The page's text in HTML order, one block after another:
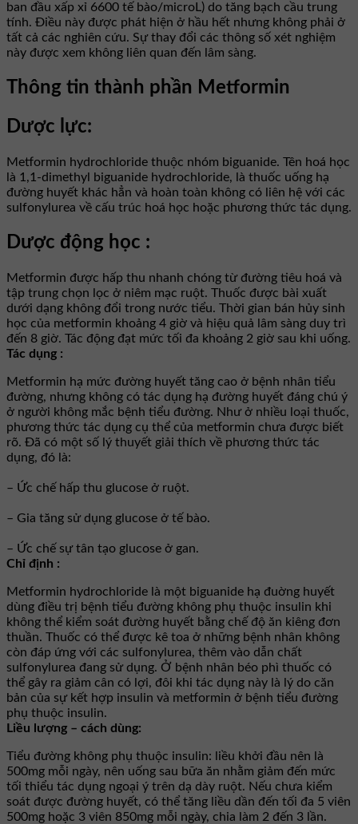
ban đầu xấp xỉ 6600 tế bào/microL) do tăng bạch cầu trung
tính. Điều này được phát hiện ở hầu hết nhưng không phải ở
tất cả các nghiên cứu. Sự thay đổi các thông số xét nghiệm
này được xem không liên quan đến lâm sàng.
Thông tin thành phần Metformin
Dược lực:
Metformin hydrochloride thuộc nhóm biguanide. Tên hoá học
là 1,1-dimethyl biguanide hydrochloride, là thuốc uống hạ
đường huyết khác hẳn và hoàn toàn không có liên hệ với các
sulfonylurea về cấu trúc hoá học hoặc phương thức tác dụng.
Dược động học :
Metformin được hấp thu nhanh chóng từ đường tiêu hoá và
tập trung chọn lọc ở niêm mạc ruột. Thuốc được bài xuất
dưới dạng không đổi trong nước tiểu. Thời gian bán hủy sinh
học của metformin khoảng 4 giờ và hiệu quả lâm sàng duy trì
đến 8 giờ. Tác động đạt mức tối đa khoảng 2 giờ sau khi uống.
Tác dụng :
Metformin hạ mức đường huyết tăng cao ở bệnh nhân tiểu
đường, nhưng không có tác dụng hạ đường huyết đáng chú ý
ở người không mắc bệnh tiểu đường. Như ở nhiều loại thuốc,
phương thức tác dụng cụ thể của metformin chưa được biết
rõ. Ðã có một số lý thuyết giải thích về phương thức tác
dụng, đó là:
– Ức chế hấp thu glucose ở ruột.
– Gia tăng sử dụng glucose ở tế bào.
– Ức chế sự tân tạo glucose ở gan.
Chỉ định :
Metformin hydrochloride là một biguanide hạ đuờng huyết
dùng điều trị bệnh tiểu đường không phụ thuộc insulin khi
không thể kiểm soát đường huyết bằng chế độ ăn kiêng đơn
thuần. Thuốc có thể được kê toa ở những bệnh nhân không
còn đáp ứng với các sulfonylurea, thêm vào dẫn chất
sulfonylurea đang sử dụng. Ở bệnh nhân béo phì thuốc có
thể gây ra giảm cân có lợi, đôi khi tác dụng này là lý do căn
bản của sự kết hợp insulin và metformin ở bệnh tiểu đường
phụ thuộc insulin.
Liều lượng – cách dùng:
Tiểu đường không phụ thuộc insulin: liều khởi đầu nên là
500mg mỗi ngày, nên uống sau bữa ăn nhằm giảm đến mức
tối thiểu tác dụng ngoại ý trên dạ dày ruột. Nếu chưa kiểm
soát được đường huyết, có thể tăng liều dần đến tối đa 5 viên
500mg hoặc 3 viên 850mg mỗi ngày, chia làm 2 đến 3 lần.